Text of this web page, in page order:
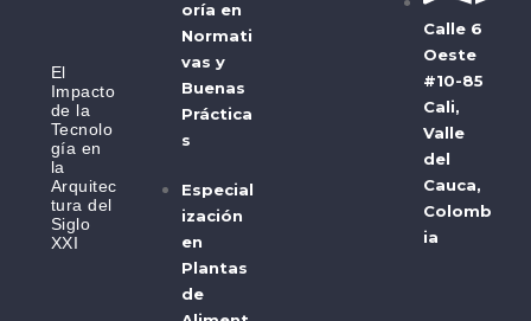
El
Impacto
de la
Tecnolo
gía en
la
Arquitec
tura del
Siglo
XXI
oría en
Normati
vas y
Buenas
Práctica
s
Especial
ización
en
Plantas
de
Calle 6
Oeste
#10-85
Cali,
Valle
del
Cauca,
Colomb
ia